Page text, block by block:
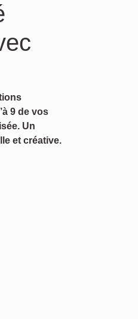
9 de vos
Un
et créative.